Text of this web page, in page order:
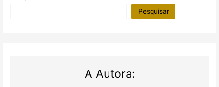
Pesquisar
A Autora: